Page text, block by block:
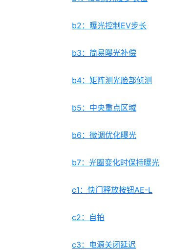
b2：曝光控制EV步长
b3：简易曝光补偿
b4：矩阵测光脸部侦测
b5：中央重点区域
b6：微调优化曝光
b7：光圈变化时保持曝光
c1：快门释放按钮AE-L
c2：自拍
c3：电源关闭延迟